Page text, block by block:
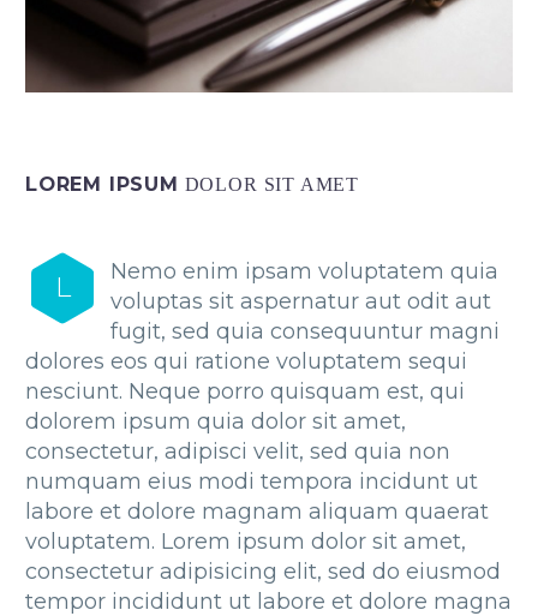
LOREM IPSUM DOLOR SIT AMET
L
Nemo enim ipsam voluptatem quia
voluptas sit aspernatur aut odit aut
fugit, sed quia consequuntur magni
dolores eos qui ratione voluptatem sequi
nesciunt. Neque porro quisquam est, qui
dolorem ipsum quia dolor sit amet,
consectetur, adipisci velit, sed quia non
numquam eius modi tempora incidunt ut
labore et dolore magnam aliquam quaerat
voluptatem. Lorem ipsum dolor sit amet,
consectetur adipisicing elit, sed do eiusmod
tempor incididunt ut labore et dolore magna